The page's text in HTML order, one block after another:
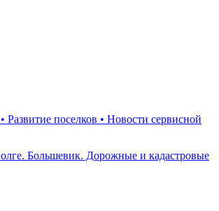
Развитие поселков • Новости сервисной
Большевик. Дорожные и кадастровые